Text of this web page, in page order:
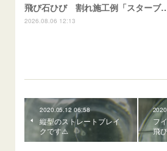
飛び石ひび 割れ施工例「ス
2026.08.06 12:13
2020.05.12 06:58
縦型のストレートブレイ
クです⚠️
フ
飛び